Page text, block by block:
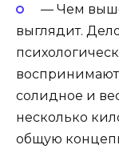
— Чем выше
выглядит.
воспринимают
солидное и
несколько
общую